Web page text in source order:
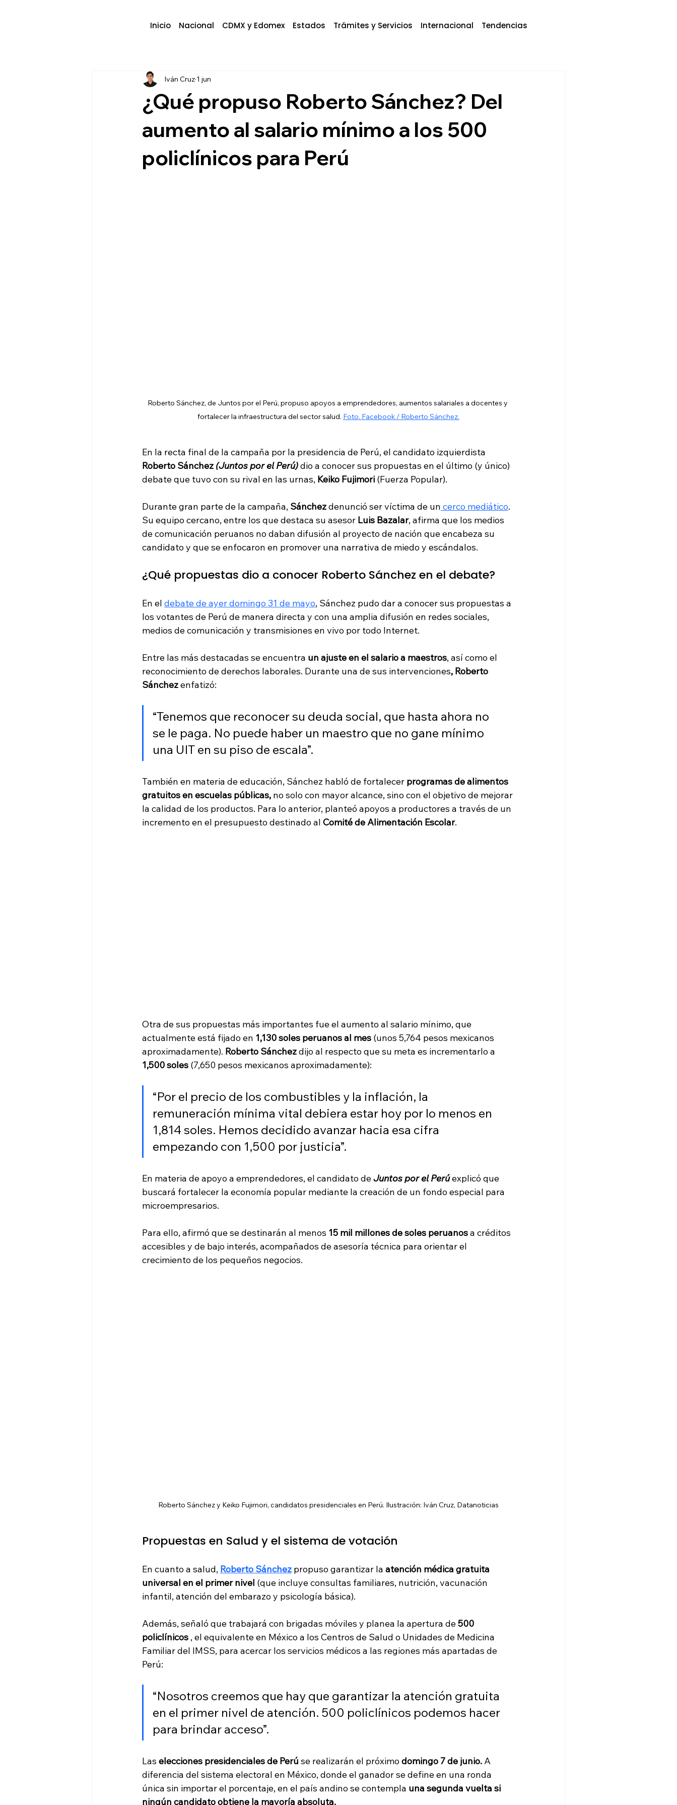
Inicio Nacional CDMX y Edomex Estados Trámites y Servicios Internacional Tendencias
¿Qué propuso Roberto Sánchez? Del
aumento al salario mínimo a los 500
policlínicos para Perú
Iván Cruz 1 jun
Roberto Sánchez, de Juntos por el Perú, propuso apoyos a emprendedores, aumentos salariales a docentes y
fortalecer la infraestructura del sector salud. Foto. Facebook / Roberto Sánchez.
En la recta final de la campaña por la presidencia de Perú, el candidato izquierdista
Roberto Sánchez (Juntos por el Perú) dio a conocer sus propuestas en el último (y único)
debate que tuvo con su rival en las urnas, Keiko Fujimori (Fuerza Popular).
Durante gran parte de la campaña, Sánchez denunció ser víctima de un cerco mediático.
Su equipo cercano, entre los que destaca su asesor Luis Bazalar, afirma que los medios
de comunicación peruanos no daban difusión al proyecto de nación que encabeza su
candidato y que se enfocaron en promover una narrativa de miedo y escándalos.
¿Qué propuestas dio a conocer Roberto Sánchez en el debate?
En el debate de ayer domingo 31 de mayo, Sánchez pudo dar a conocer sus propuestas a
los votantes de Perú de manera directa y con una amplia difusión en redes sociales,
medios de comunicación y transmisiones en vivo por todo Internet.
Entre las más destacadas se encuentra un ajuste en el salario a maestros, así como el
reconocimiento de derechos laborales. Durante una de sus intervenciones, Roberto
Sánchez enfatizó:
“Tenemos que reconocer su deuda social, que hasta ahora no
se le paga. No puede haber un maestro que no gane mínimo
una UIT en su piso de escala”.
También en materia de educación, Sánchez habló de fortalecer programas de alimentos
gratuitos en escuelas públicas, no solo con mayor alcance, sino con el objetivo de mejorar
la calidad de los productos. Para lo anterior, planteó apoyos a productores a través de un
incremento en el presupuesto destinado al Comité de Alimentación Escolar.
Otra de sus propuestas más importantes fue el aumento al salario mínimo, que
actualmente está fijado en 1,130 soles peruanos al mes (unos 5,764 pesos mexicanos
aproximadamente). Roberto Sánchez dijo al respecto que su meta es incrementarlo a
1,500 soles (7,650 pesos mexicanos aproximadamente):
“Por el precio de los combustibles y la inflación, la
remuneración mínima vital debiera estar hoy por lo menos en
1,814 soles. Hemos decidido avanzar hacia esa cifra
empezando con 1,500 por justicia”.
En materia de apoyo a emprendedores, el candidato de Juntos por el Perú explicó que
buscará fortalecer la economía popular mediante la creación de un fondo especial para
microempresarios.
Para ello, afirmó que se destinarán al menos 15 mil millones de soles peruanos a créditos
accesibles y de bajo interés, acompañados de asesoría técnica para orientar el
crecimiento de los pequeños negocios.
Roberto Sánchez y Keiko Fujimori, candidatos presidenciales en Perú. Ilustración: Iván Cruz, Datanoticias
Propuestas en Salud y el sistema de votación
En cuanto a salud, Roberto Sánchez propuso garantizar la atención médica gratuita
universal en el primer nivel (que incluye consultas familiares, nutrición, vacunación
infantil, atención del embarazo y psicología básica).
Además, señaló que trabajará con brigadas móviles y planea la apertura de 500
policlínicos , el equivalente en México a los Centros de Salud o Unidades de Medicina
Familiar del IMSS, para acercar los servicios médicos a las regiones más apartadas de
Perú:
“Nosotros creemos que hay que garantizar la atención gratuita
en el primer nivel de atención. 500 policlínicos podemos hacer
para brindar acceso”.
Las elecciones presidenciales de Perú se realizarán el próximo domingo 7 de junio. A
diferencia del sistema electoral en México, donde el ganador se define en una ronda
única sin importar el porcentaje, en el país andino se contempla una segunda vuelta si
ningún candidato obtiene la mayoría absoluta.